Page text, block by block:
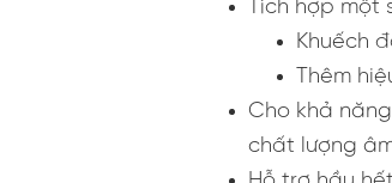
Tích hợp một
Khuếch
Thêm
Cho khả
chất lượng